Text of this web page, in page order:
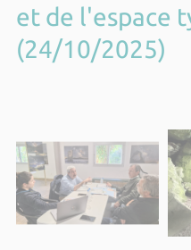
et de l'espace
(24/10/2025)